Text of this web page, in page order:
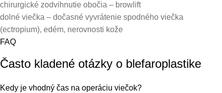
chirurgické zodvihnutie obočia – browlift
dolné viečka – dočasné vyvrátenie spodného viečka
(ectropium), edém, nerovnosti kože
FAQ
Často kladené otázky o blefaroplastike
Kedy je vhodný čas na operáciu viečok?